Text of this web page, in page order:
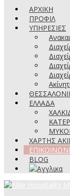
ΑΡΧΙΚΗ
ΠΡΟΦΙΛ
ΥΠΗΡΕΣΙΕΣ
ΕΛΛΑΔΑ
ΧΑΡΤΗΣ
BLOG